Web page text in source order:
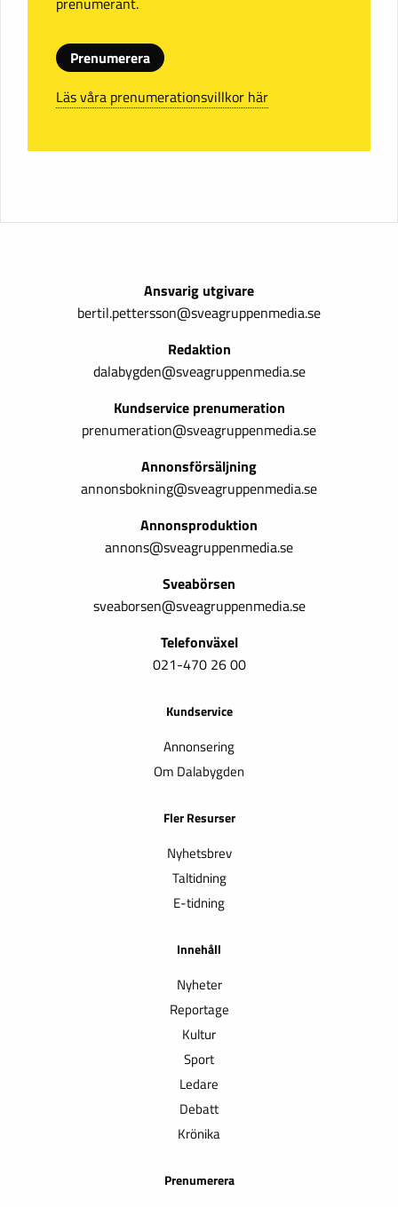
Prenumerera
Läs våra prenumerationsvillkor här
Ansvarig utgivare
bertil.pettersson@sveagruppenmedia.se
Redaktion
dalabygden@sveagruppenmedia.se
Kundservice prenumeration
prenumeration@sveagruppenmedia.se
Annonsförsäljning
annonsbokning@sveagruppenmedia.se
Annonsproduktion
annons@sveagruppenmedia.se
Sveabörsen
sveaborsen@sveagruppenmedia.se
Telefonväxel
021-470 26 00
Kundservice
Annonsering
Om Dalabygden
Fler Resurser
Nyhetsbrev
Taltidning
E-tidning
Innehåll
Nyheter
Reportage
Kultur
Sport
Ledare
Debatt
Krönika
Prenumerera